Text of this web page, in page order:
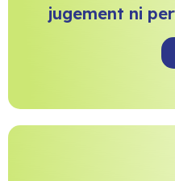
jugement ni